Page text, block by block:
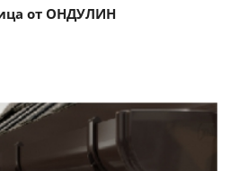
от ОНДУЛИН